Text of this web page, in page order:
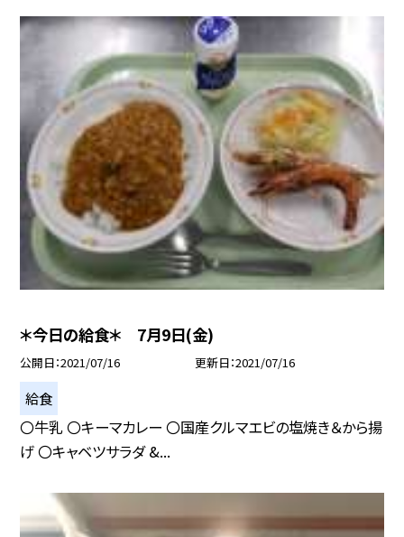
＊今日の給食＊ 7月9日(金)
公開日 2021/07/16 更新日 2021/07/16
給食
〇牛乳 〇キーマカレー 〇国産クルマエビの塩焼き＆から揚
げ 〇キャベツサラダ &...